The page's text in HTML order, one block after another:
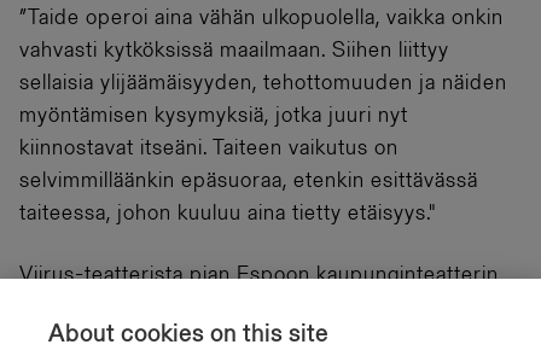
About cookies on this site
”Taide operoi aina vähän ulkopuolella, vaikka onkin
vahvasti kytköksissä maailmaan. Siihen liittyy
sellaisia ylijäämäisyyden, tehottomuuden ja näiden
myöntämisen kysymyksiä, jotka juuri nyt
kiinnostavat itseäni. Taiteen vaikutus on
selvimmilläänkin epäsuoraa, etenkin esittävässä
taiteessa, johon kuuluu aina tietty etäisyys."
Viirus-teatterista pian Espoon kaupunginteatterin
eksistenssi on nyt kysymyksistä polttavin. Taiteen